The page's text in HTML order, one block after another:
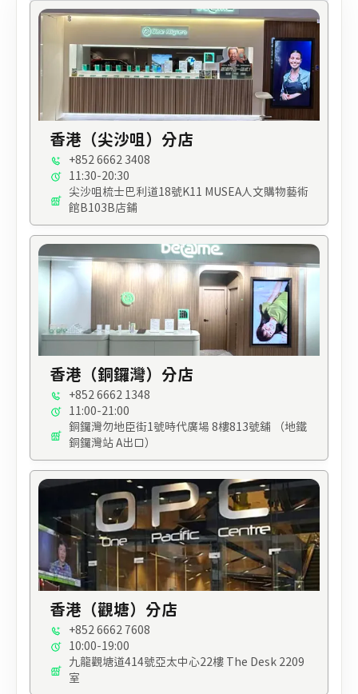
香港（尖沙咀）分店
+852 6662 3408
11:30-20:30
尖沙咀梳士巴利道18號K11 MUSEA人文購物藝術
館B103B店鋪
香港（銅鑼灣）分店
+852 6662 1348
11:00-21:00
銅鑼灣勿地臣街1號時代廣場 8樓813號舖 （地鐵
銅鑼灣站 A出口）
香港（觀塘）分店
+852 6662 7608
10:00-19:00
九龍觀塘道414號亞太中心22樓 The Desk 2209
室